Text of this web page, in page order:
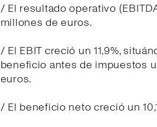
/ El resultado operativo
millones de euros.
/ El EBIT creció un 11,9%,
beneficio antes de impuestos
euros.
/ El beneficio neto creció un